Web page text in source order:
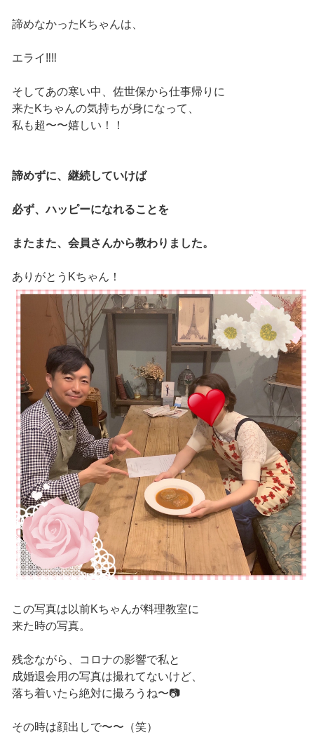
諦めなかったKちゃんは、
エライ‼️‼️
そしてあの寒い中、佐世保から仕事帰りに
来たKちゃんの気持ちが身になって、
私も超〜〜嬉しい！！
諦めずに、継続していけば
必ず、ハッピーになれることを
またまた、会員さんから教わりました。
ありがとうKちゃん！
この写真は以前Kちゃんが料理教室に
来た時の写真。
残念ながら、コロナの影響で私と
成婚退会用の写真は撮れてないけど、
落ち着いたら絶対に撮ろうね〜📷
その時は顔出しで〜〜（笑）